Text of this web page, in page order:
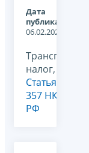
Дата
публикации:
06.02.2026
Транспортный
налог,
Статья
357 НК
РФ